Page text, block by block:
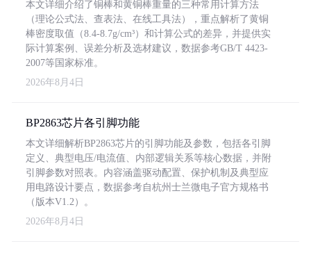
本文详细介绍了铜棒和黄铜棒重量的三种常用计算方法
（理论公式法、查表法、在线工具法），重点解析了黄铜
棒密度取值（8.4-8.7g/cm³）和计算公式的差异，并提供实
际计算案例、误差分析及选材建议，数据参考GB/T 4423-
2007等国家标准。
2026年8月4日
BP2863芯片各引脚功能
本文详细解析BP2863芯片的引脚功能及参数，包括各引脚
定义、典型电压/电流值、内部逻辑关系等核心数据，并附
引脚参数对照表。内容涵盖驱动配置、保护机制及典型应
用电路设计要点，数据参考自杭州士兰微电子官方规格书
（版本V1.2）。
2026年8月4日